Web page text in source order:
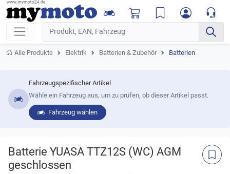
Alle Produkte Elektrik Batterien & Zubehör Batterien
Fahrzeugspezifischer Artikel
Wähle ein Fahrzeug aus, um zu prüfen, ob dieser Artikel passt.
Fahrzeug wählen
Batterie YUASA TTZ12S (WC) AGM
geschlossen